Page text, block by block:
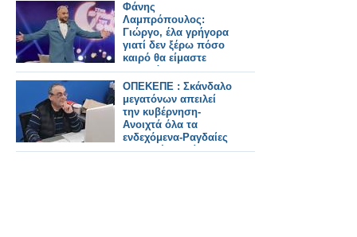
Φάνης
Λαμπρόπουλος:
Γιώργο, έλα γρήγορα
γιατί δεν ξέρω πόσο
καιρό θα είμαστε
ανοιχτά»
ΟΠΕΚΕΠΕ : Σκάνδαλο
μεγατόνων απειλεί
την κυβέρνηση-
Ανοιχτά όλα τα
ενδεχόμενα-Ραγδαίες
πολιτικές εξελίξεις